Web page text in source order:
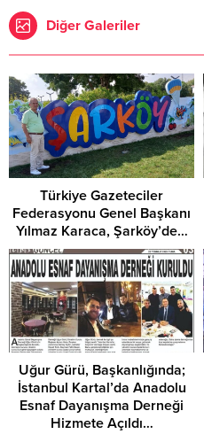
Diğer Galeriler
Türkiye Gazeteciler
Federasyonu Genel Başkanı
Yılmaz Karaca, Şarköy’de…
Uğur Gürü, Başkanlığında;
İstanbul Kartal’da Anadolu
Esnaf Dayanışma Derneği
Hizmete Açıldı…